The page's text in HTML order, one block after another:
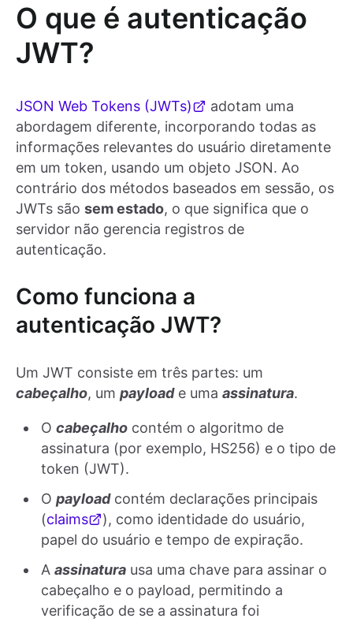
O que é autenticação
JWT?
JSON Web Tokens (JWTs)
adotam uma
abordagem diferente, incorporando todas as
informações relevantes do usuário diretamente
em um token, usando um objeto JSON. Ao
contrário dos métodos baseados em sessão, os
JWTs são sem estado, o que significa que o
servidor não gerencia registros de
autenticação.
Como funciona a
autenticação JWT?
Um JWT consiste em três partes: um
cabeçalho, um payloade uma assinatura.
O cabeçalho contém o algoritmo de
assinatura (por exemplo, HS256) e o tipo de
token (JWT).
O payloadcontém declarações principais
(claims
), como identidade do usuário,
papel do usuário e tempo de expiração.
A assinatura usa uma chave para assinar o
cabeçalho e o payload, permitindo a
verificação de se a assinatura foi